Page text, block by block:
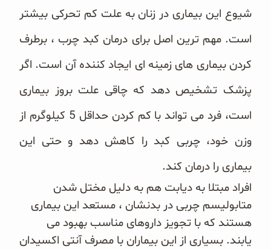
شیوع این بیماری در زنان به علت کم تحرکی بیشتر
است. مهم ترین اصل برای درمان کبد چرب ، برطرف
کردن بیماری های زمینه ای ایجاد کننده آن است. اگر
پزشک تشخیص دهد که چاقی علت بروز بیماری
است، فرد می تواند با کم کردن حداقل 5 کیلوگرم از
وزن خود، چربی کبد را کاهش دهد و حتی این
بیماری را درمان کند.
افراد مبتلا به دیابت هم به دلیل مختل شدن
متابولیسم چربی در بدنشان ، مستعد این بیماری
هستند که با تجویز داروهای مناسب بهبود می
یابند. بسیاری از این بیماران با مصرف آنتی اکسیدان